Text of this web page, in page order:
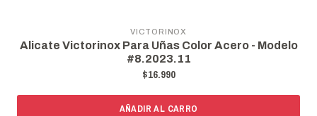
VICTORINOX
Alicate Victorinox Para Uñas Color Acero - Modelo
#8.2023.11
$16.990
AÑADIR AL CARRO